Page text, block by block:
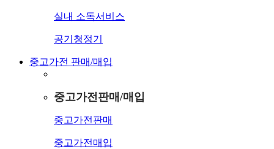
실내 소독서비스
공기청정기
중고가전 판매/매입
중고가전판매/매입
중고가전판매
중고가전매입